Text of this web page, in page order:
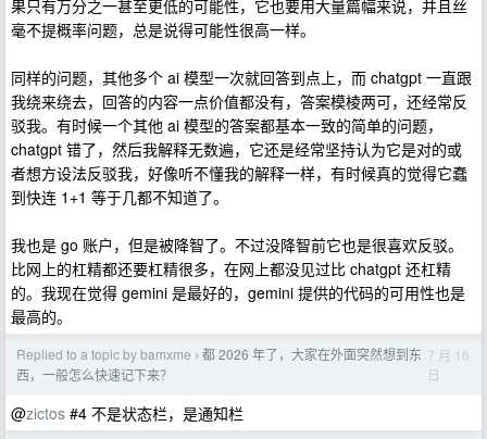
果只有万分之一甚至更低的可能性，它也要用大量篇幅来说，并且丝
毫不提概率问题，总是说得可能性很高一样。
同样的问题，其他多个 ai 模型一次就回答到点上，而 chatgpt 一直跟
我绕来绕去，回答的内容一点价值都没有，答案模棱两可，还经常反
驳我。有时候一个其他 ai 模型的答案都基本一致的简单的问题，
chatgpt 错了，然后我解释无数遍，它还是经常坚持认为它是对的或
者想方设法反驳我，好像听不懂我的解释一样，有时候真的觉得它蠢
到快连 1+1 等于几都不知道了。
我也是 go 账户，但是被降智了。不过没降智前它也是很喜欢反驳。
比网上的杠精都还要杠精很多，在网上都没见过比 chatgpt 还杠精
的。我现在觉得 gemini 是最好的，gemini 提供的代码的可用性也是
最高的。
Replied to a topic by bamxme › 都 2026 年了，大家在外面突然想到东
西，一般怎么快速记下来？
7 月 16
日
@zictos #4 不是状态栏，是通知栏